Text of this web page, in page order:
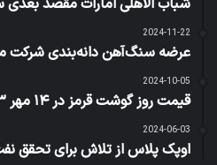
شباب الاهلی امارات مقصد بعدی
2024-11-22
عرضه سنگ‌آهن دانه‌بندی شرکت
2024-10-05
قیمت روز گوشت قرمز در ۱۴ مهر ۱۴۰۳
2024-06-03
اوپک پلاس از تلاش برای تحقق نفت 100 دلاری کوتاه